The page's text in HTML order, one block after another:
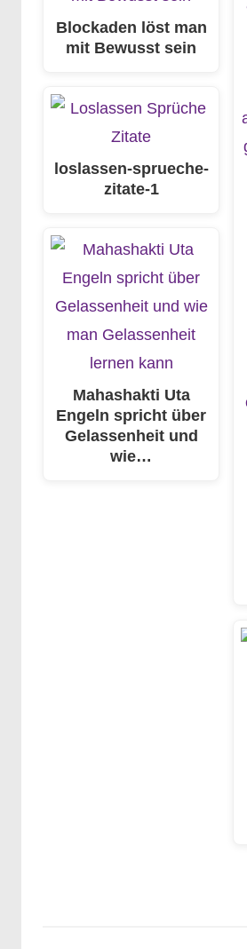
Blockaden löst man
mit Bewusst sein
loslassen-sprueche-
zitate-1
Mahashakti Uta
Engeln spricht über
Gelassenheit und
wie…